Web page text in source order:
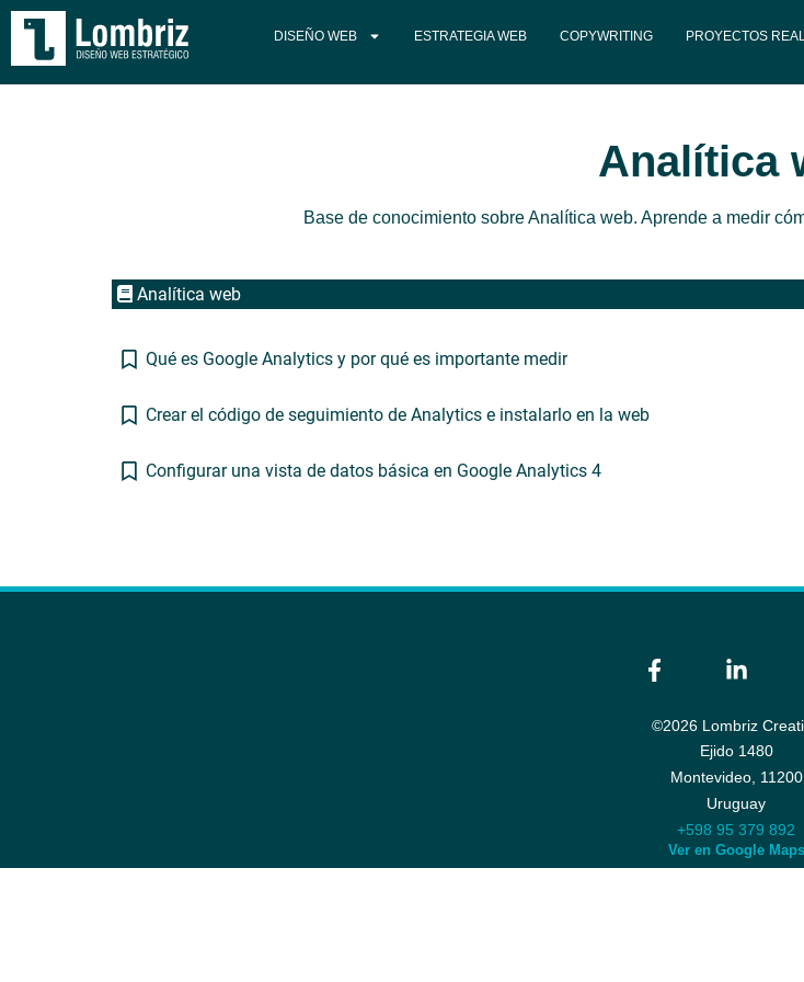
DISEÑO WEB ESTRATEGIA WEB COPYWRITING PROYECTOS
Analítica
Base de conocimiento sobre Analítica web. Aprende a medir
Analítica web
Qué es Google Analytics y por qué es importante medir
Crear el código de seguimiento de Analytics e instalarlo en la web
Configurar una vista de datos básica en Google Analytics 4
©2026 Lombriz
Ejido 1480
Montevideo, 11200
Uruguay
+598 95 379 892
Ver en Google Maps